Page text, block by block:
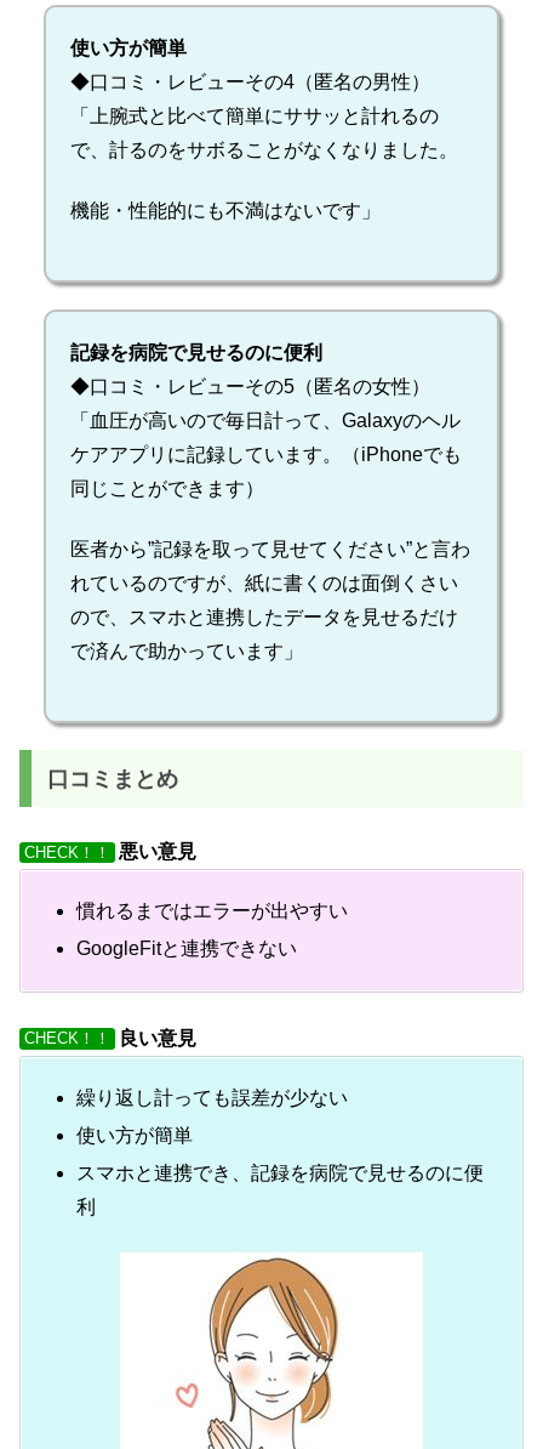
使い方が簡単
◆口コミ・レビューその4（匿名の男性）
「上腕式と比べて簡単にササッと計れるの
で、計るのをサボることがなくなりました。
機能・性能的にも不満はないです」
記録を病院で見せるのに便利
◆口コミ・レビューその5（匿名の女性）
「血圧が高いので毎日計って、Galaxyのヘル
ケアアプリに記録しています。（iPhoneでも
同じことができます）
医者から”記録を取って見せてください”と言わ
れているのですが、紙に書くのは面倒くさい
ので、スマホと連携したデータを見せるだけ
で済んで助かっています」
口コミまとめ
CHECK！！ 悪い意見
慣れるまではエラーが出やすい
GoogleFitと連携できない
CHECK！！ 良い意見
繰り返し計っても誤差が少ない
使い方が簡単
スマホと連携でき、記録を病院で見せるのに便
利